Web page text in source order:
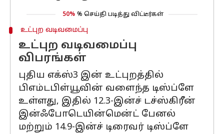
50% % செய்தி படித்து விட்டீர்கள்
உட்புற வடிவமைப்பு
உட்புற வடிவமைப்பு
விபரங்கள்
புதிய எக்ஸ்3 இன் உட்புறத்தில்
பிஎம்டபிள்யூவின் வளைந்த டிஸ்ப்ளே
உள்ளது, இதில் 12.3-இன்ச் டச்ஸ்கிரீன்
இன்ஃபோடெயின்மென்ட் பேனல்
மற்றும் 14.9-இன்ச் டிரைவர் டிஸ்ப்ளே